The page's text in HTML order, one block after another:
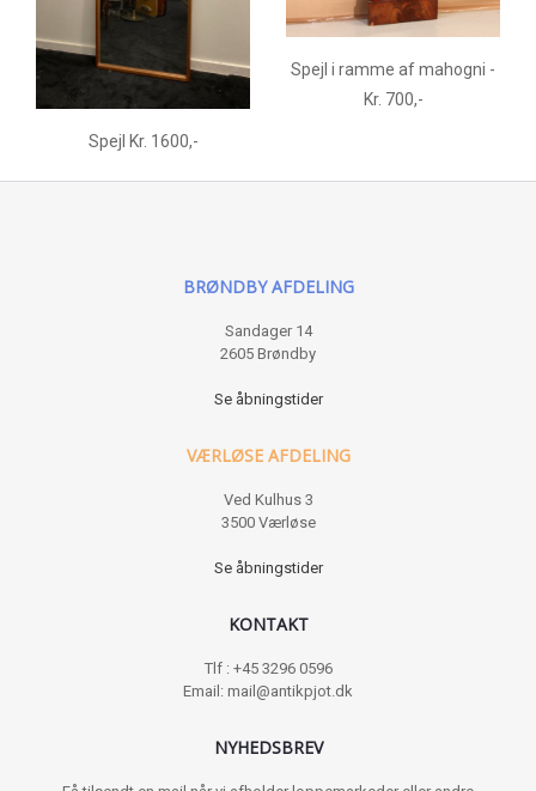
Spejl Kr. 1600,-
Spejl i ramme af mahogni -
Kr. 700,-
BRØNDBY AFDELING
Sandager 14
2605 Brøndby
Se åbningstider
VÆRLØSE AFDELING
Ved Kulhus 3
3500 Værløse
Se åbningstider
KONTAKT
Tlf : +45 3296 0596
Email: mail@antikpjot.dk
NYHEDSBREV